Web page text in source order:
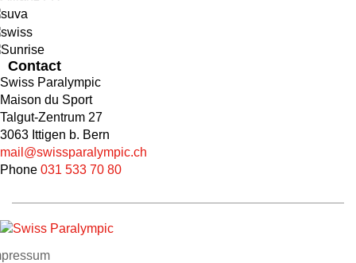
Contact
Swiss Paralympic
Maison du Sport
Talgut-Zentrum 27
3063 Ittigen b. Bern
mail@swissparalympic.ch
Phone 031 533 70 80